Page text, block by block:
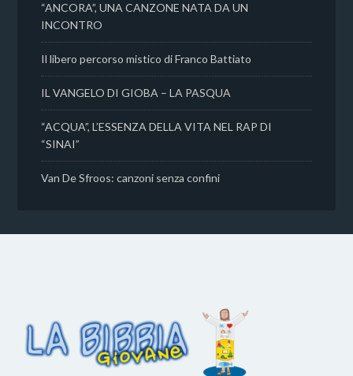
“ANCORA”, UNA CANZONE NATA DA UN
INCONTRO
Il libero percorso mistico di Franco Battiato
IL VANGELO DI GIOBA – LA PASQUA
“ACQUA”, L’ESSENZA DELLA VITA NEL RAP DI
“SINAI”
Van De Sfroos: canzoni senza confini